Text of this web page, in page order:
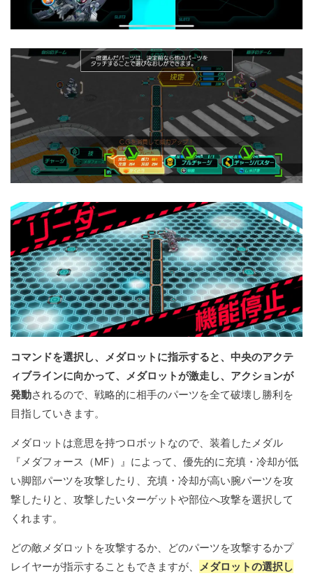
コマンドを選択し、メダロットに指示すると、中央のアクテ
ィブラインに向かって、メダロットが激走し、アクションが
発動されるので、戦略的に相手のパーツを全て破壊し勝利を
目指していきます。
メダロットは意思を持つロボットなので、装着したメダル
『メダフォース（MF）』によって、優先的に充填・冷却が低
い脚部パーツを攻撃したり、充填・冷却が高い腕パーツを攻
撃したりと、攻撃したいターゲットや部位へ攻撃を選択して
くれます。
どの敵メダロットを攻撃するか、どのパーツを攻撃するかプ
レイヤーが指示することもできますが、 メダロットの選択し